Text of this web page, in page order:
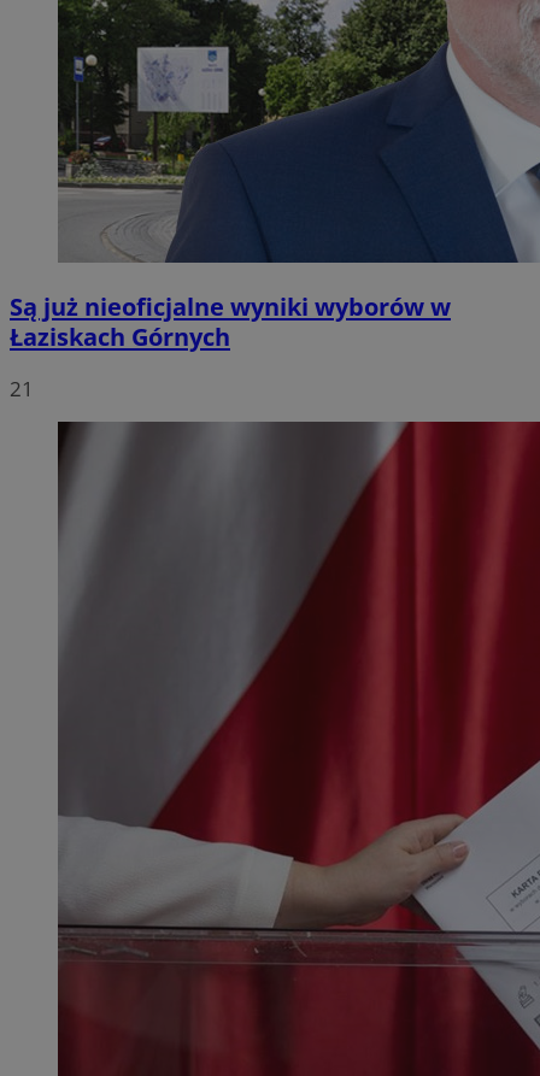
Są już nieoficjalne wyniki wyborów w
Łaziskach Górnych
21